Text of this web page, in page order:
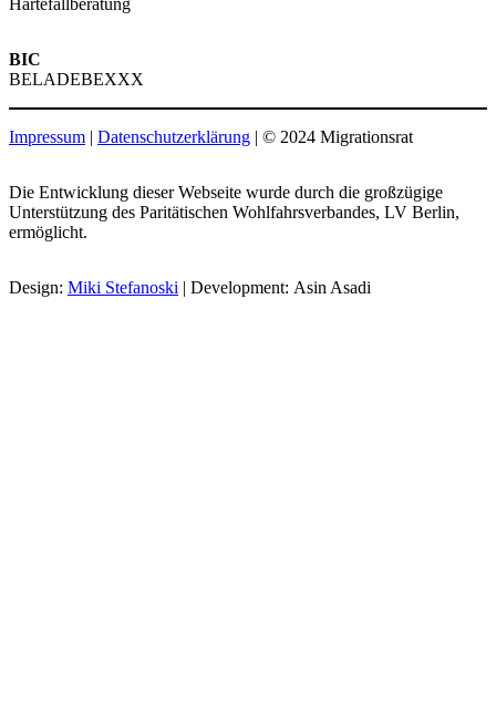
Härtefallberatung
BIC
BELADEBEXXX
Impressum | Datenschutzerklärung | © 2024 Migrationsrat
Die Entwicklung dieser Webseite wurde durch die großzügige
Unterstützung des Paritätischen Wohlfahrsverbandes, LV Berlin,
ermöglicht.
Design: Miki Stefanoski | Development: Asin Asadi